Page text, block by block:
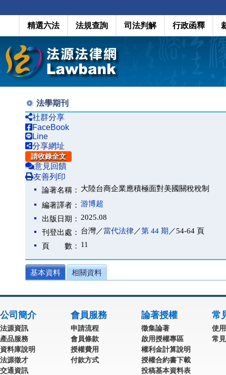
精選六法 法規查詢 司法判解 行政函釋
法學期刊
社群分享
FaceBook
Line
分享網址
請收錄全文
意見回饋
友善列印
論著名稱： 大陸台商企業應積極面對美國關稅稅制
編著譯者： 游博超
出版日期： 2025.08
刊登出處： 台灣／當代法律／第 44 期 ／54-64 頁
頁 數： 11
基本資料 相關資料
公司簡介
法源資訊
產品服務
資料庫說明
法源徵才
交通資訊
會員服務
申請流程
會員條款
授權費用
付款方式
論著授權
徵集論著
啟用授權專區
權利金計算說明
授權合約書下載
投稿基本資料表
常
使
常